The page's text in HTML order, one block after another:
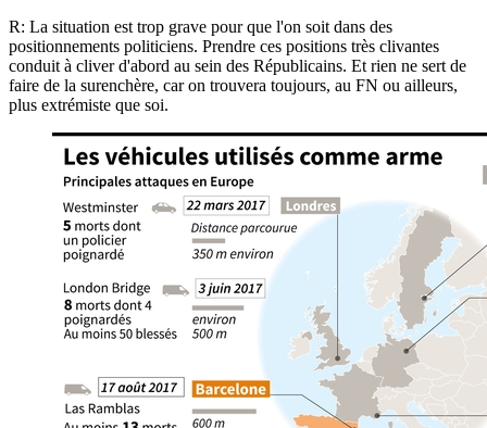
R: La situation est trop grave pour que l'on soit dans des
positionnements politiciens. Prendre ces positions très clivantes
conduit à cliver d'abord au sein des Républicains. Et rien ne sert de
faire de la surenchère, car on trouvera toujours, au FN ou ailleurs,
plus extrémiste que soi.